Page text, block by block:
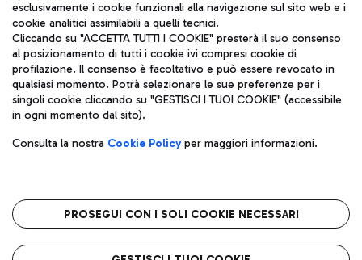
Aeroporti di Roma S.p.A. - Società soggetta a direzione e
coordinamento di Mundys S.p.A.
Codice fiscale e Registro delle Imprese di Roma 13032990155 P.
IVA 06572251004
Capitale sociale 62.224.743,00 int. vers.
Sede legale: Via Pier Paolo Racchetti 1 - 00054 Fiumicino (RM)
telefono +39 06 65951
Privacy policy
Note legali
Roma FCO
L'aeroporto stellato
esclusivamente i cookie funzionali alla navigazione sul sito web e i
cookie analitici assimilabili a quelli tecnici.
Cliccando su "ACCETTA TUTTI I COOKIE" presterà il suo consenso
al posizionamento di tutti i cookie ivi compresi cookie di
profilazione. Il consenso è facoltativo e può essere revocato in
qualsiasi momento. Potrà selezionare le sue preferenze per i
singoli cookie cliccando su "GESTISCI I TUOI COOKIE" (accessibile
in ogni momento dal sito).
Consulta la nostra Cookie Policyper maggiori informazioni.
PROSEGUI CON I SOLI COOKIE NECESSARI